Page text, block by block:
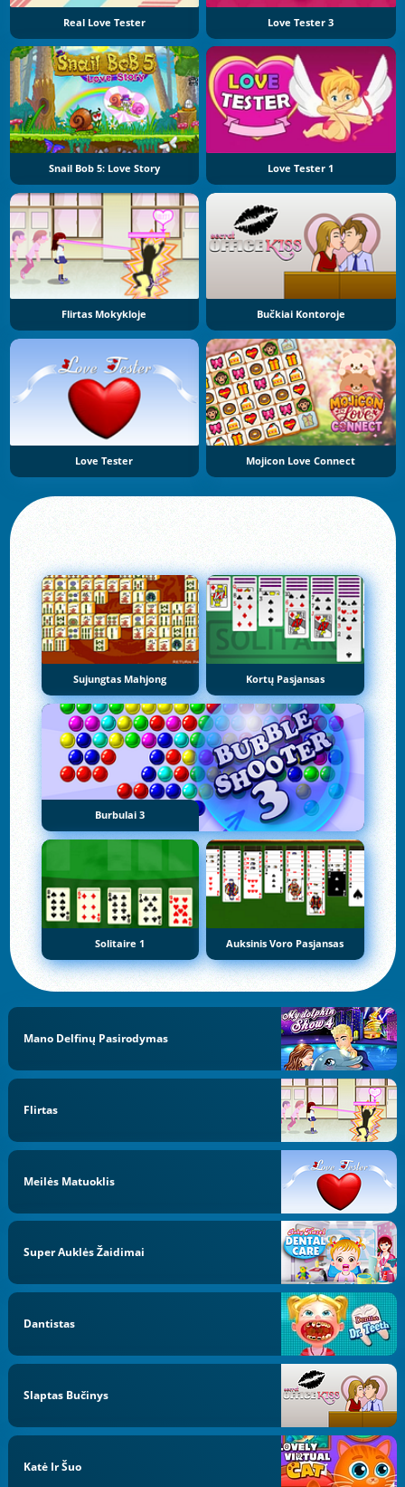
Real Love Tester Love Tester 3
Snail Bob 5: Love Story Love Tester 1
Flirtas Mokykloje Bučkiai Kontoroje
Love Tester Mojicon Love Connect
Sujungtas Mahjong Kortų Pasjansas
Burbulai 3
Solitaire 1 Auksinis Voro Pasjansas
Mano Delfinų Pasirodymas
Flirtas
Meilės Matuoklis
Super Auklės Žaidimai
Dantistas
Slaptas Bučinys
Katė Ir Šuo